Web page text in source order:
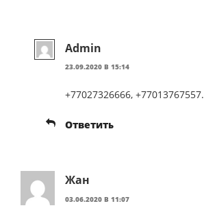
Admin
23.09.2020 В 15:14
+77027326666, +77013767557.
Ответить
Жан
03.06.2020 В 11:07